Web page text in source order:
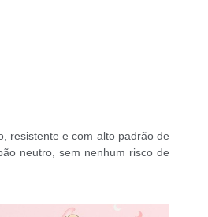
resistente e com alto padrão de
neutro, sem nenhum risco de